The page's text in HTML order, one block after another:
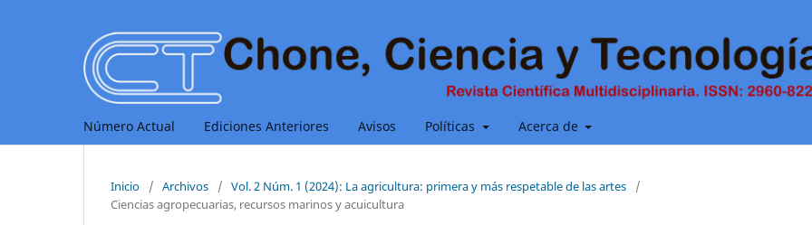
Número Actual Ediciones Anteriores Avisos Políticas Acerca de
Inicio / Archivos / Vol. 2 Núm. 1 (2024): La agricultura: primera y más respetable de las artes
/
Ciencias agropecuarias, recursos marinos y acuicultura